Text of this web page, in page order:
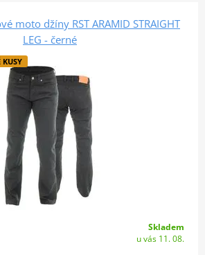
moto džíny RST ARAMID STRAIGHT
LEG - černé
KUSY
Skladem
u vás 11. 08.